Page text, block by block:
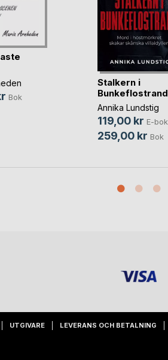
Bok
Stalkern i
Bunkeflostrand
Annika Lundstig
119,00 kr E-bok
259,00 kr Bok
UTGIVARE LEVERANS OCH BETALNING